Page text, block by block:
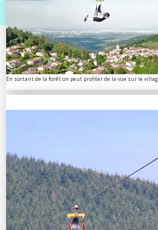
En sortant de la forêt on peut profiter de la vue sur le